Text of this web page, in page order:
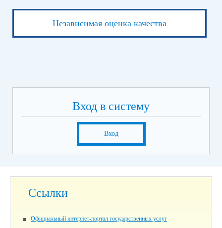
Независимая оценка качества
Вход в систему
Вход
Ссылки
Официальный интернет-портал государственных услуг